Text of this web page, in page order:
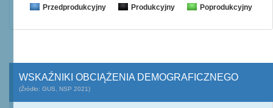
Przedprodukcyjny Produkcyjny Poprodukcyjny
WSKAŹNIKI OBCIĄŻENIA DEMOGRAFICZNEGO
(Źródło: GUS, NSP 2021)